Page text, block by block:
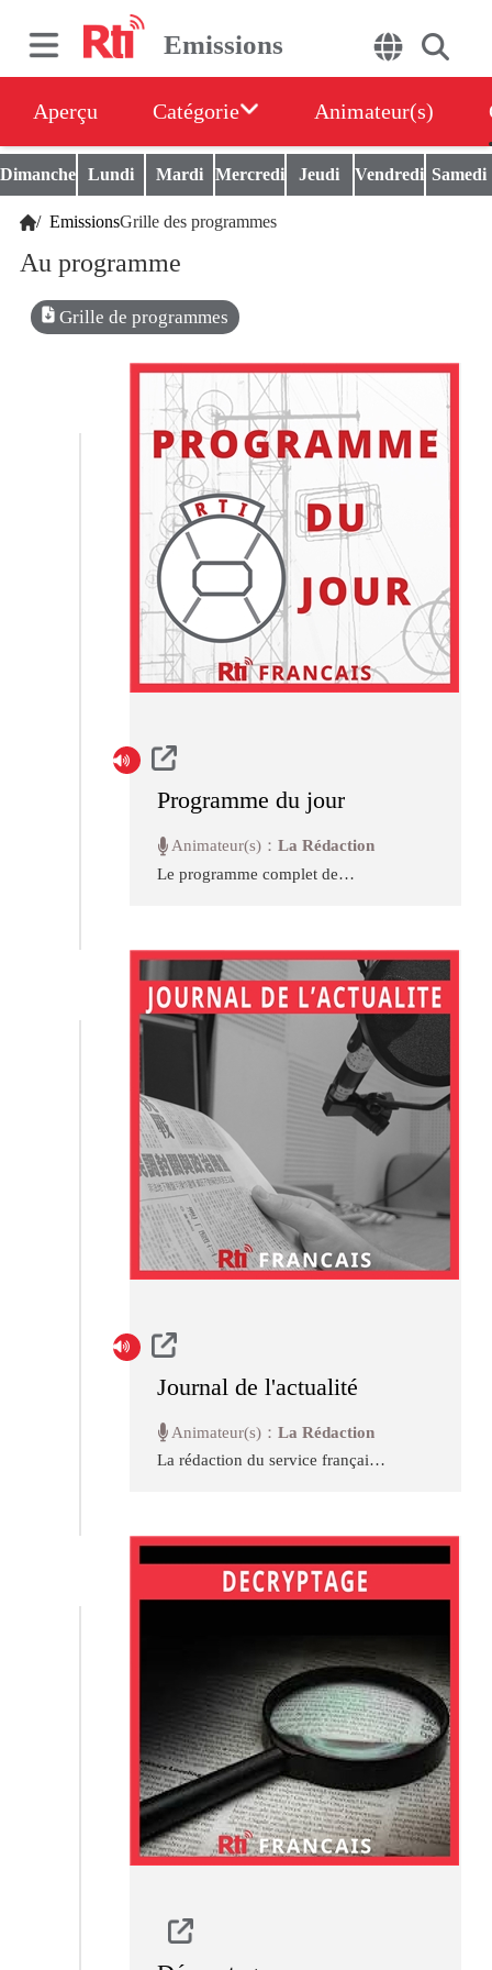
Emissions
Aperçu Catégorie Animateur(s)
Dimanche Lundi Mardi Mercredi Jeudi Vendredi Samedi
/EmissionsGrille des programmes
Au programme
Grille de programmes
Programme du jour
Animateur(s)：La Rédaction
Le programme complet de
Journal de l'actualité
Animateur(s)：La Rédaction
La rédaction du service français